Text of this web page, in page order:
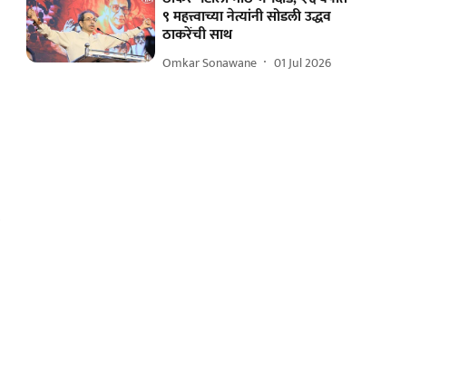
९ महत्त्वाच्या नेत्यांनी सोडली उद्धव
ठाकरेंची साथ
Omkar Sonawane 01 Jul 2026